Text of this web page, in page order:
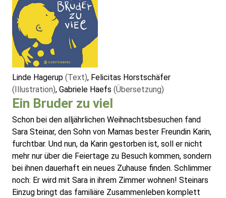
Linde Hagerup (Text), Felicitas Horstschäfer
(Illustration), Gabriele Haefs (Übersetzung)
Ein Bruder zu viel
Schon bei den alljährlichen Weihnachtsbesuchen fand
Sara Steinar, den Sohn von Mamas bester Freundin Karin,
furchtbar. Und nun, da Karin gestorben ist, soll er nicht
mehr nur über die Feiertage zu Besuch kommen, sondern
bei ihnen dauerhaft ein neues Zuhause finden. Schlimmer
noch: Er wird mit Sara in ihrem Zimmer wohnen! Steinars
Einzug bringt das familiäre Zusammenleben komplett